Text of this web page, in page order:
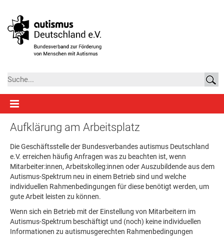
Aufklärung am Arbeitsplatz
Die Geschäftsstelle der Bundesverbandes autismus Deutschland
e.V. erreichen häufig Anfragen was zu beachten ist, wenn
Mitarbeiter:innen, Arbeitskolleg:innen oder Auszubildende aus dem
Autismus-Spektrum neu in einem Betrieb sind und welche
individuellen Rahmenbedingungen für diese benötigt werden, um
gute Arbeit leisten zu können.
Wenn sich ein Betrieb mit der Einstellung von Mitarbeitern im
Autismus-Spektrum beschäftigt und (noch) keine individuellen
Informationen zu autismusgerechten Rahmenbedingungen